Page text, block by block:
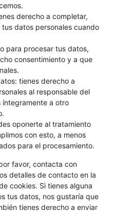
derecho a completar,
datos personales cuando
para procesar tus datos,
consentimiento y a que
tienes derecho a
al responsable del
a otro
oponerte al tratamiento
con esto, a menos
para el procesamiento.
favor, contacta con
detalles de contacto en la
cookies. Si tienes alguna
tus datos, nos gustaría que
tienes derecho a enviar